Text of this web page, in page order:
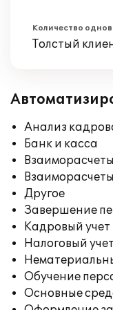
Количество
Толстый
Анализ
Банк и касса
Другое
Завершение
Кадровый учет
Налоговый учет
Обучение
Основные